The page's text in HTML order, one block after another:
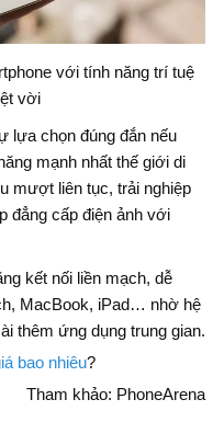
với tính năng trí tuệ
vời
lựa chọn đúng đắn nếu
mạnh nhất thế giới di
mượt liên tục, trải nghiệp
đẳng cấp điện ảnh với
kết nối liền mạch, dễ
MacBook, iPad… nhờ hệ
thêm ứng dụng trung gian.
bao nhiêu?
Tham khảo: PhoneArena